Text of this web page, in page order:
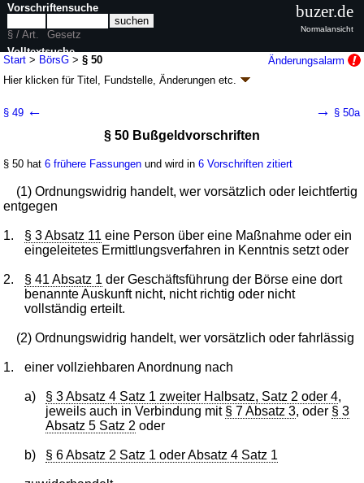
Start > BörsG >§ 50
Änderungsalarm
Hier klicken fürTitel, Fundstelle, Änderungen etc.
G. v. 04.02.2026BGBl. 2026 I Nr. 33
36 weitere Fassungen | Drucksachen / Entwurf / Begründung
Abschnitt 6 Straf- und Bußgeldvorschriften;
§ 49 ← → § 50a
§ 50 Bußgeldvorschriften
§ 50 hat6 frühere Fassungen und wird in6 Vorschriften zitiert
(1) Ordnungswidrig handelt, wer vorsätzlich oder leichtfertig
entgegen
1. § 3 Absatz 11 eine Person über eine Maßnahme oder ein
eingeleitetes Ermittlungsverfahren in Kenntnis setzt oder
2. § 41 Absatz 1 der Geschäftsführung der Börse eine dort
benannte Auskunft nicht, nicht richtig oder nicht
vollständig erteilt.
(2) Ordnungswidrig handelt, wer vorsätzlich oder fahrlässig
1. einer vollziehbaren Anordnung nach
a) § 3 Absatz 4 Satz 1 zweiter Halbsatz, Satz 2 oder 4,
jeweils auch in Verbindung mit § 7 Absatz 3, oder § 3
Absatz 5 Satz 2 oder
b) § 6 Absatz 2 Satz 1 oder Absatz 4 Satz 1
Vorschriftensuche
§ / Art.
Gesetz
Volltextsuche
nur in BörsG
buzer.de
Normalansicht